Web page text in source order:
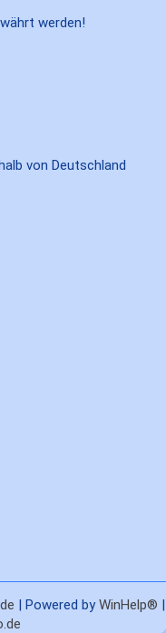
werden!
von Deutschland
| Powered byWinHelp® |